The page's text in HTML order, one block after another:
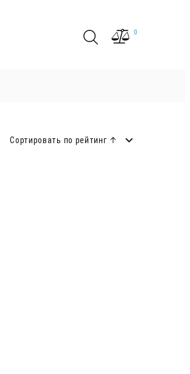
0
Сортировать по рейтинг ↑